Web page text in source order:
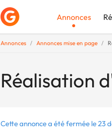
Annonces
Annonces Annonces mise en page
Réalisation
Cette annonce a été fermée le 23